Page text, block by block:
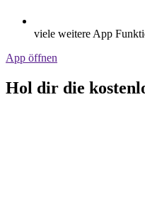
viele weitere App
App öffnen
Hol dir die